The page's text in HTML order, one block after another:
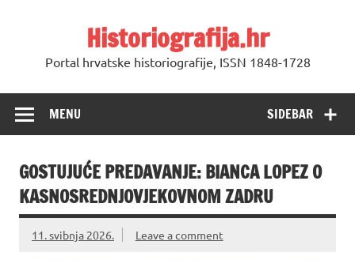
Historiografija.hr
Portal hrvatske historiografije, ISSN 1848-1728
SIDEBAR
MENU
GOSTUJUĆE PREDAVANJE: BIANCA LOPEZ O
KASNOSREDNJOVJEKOVNOM ZADRU
11. svibnja 2026. Leave a comment